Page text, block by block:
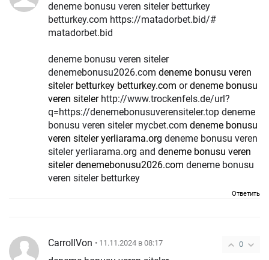
deneme bonusu veren siteler betturkey
betturkey.com https://matadorbet.bid/#
matadorbet.bid
deneme bonusu veren siteler
denemebonusu2026.com deneme bonusu veren
siteler betturkey betturkey.com ordeneme bonusu
veren sitelerhttp://www.trockenfels.de/url?
q=https://denemebonusuverensiteler.top deneme
bonusu veren siteler mycbet.com deneme bonusu
veren siteler yerliarama.org deneme bonusu veren
siteler yerliarama.org and deneme bonusu veren
siteler denemebonusu2026.com deneme bonusu
veren siteler betturkey
Ответить
0
CarrollVon • 11.11.2024 в 08:17